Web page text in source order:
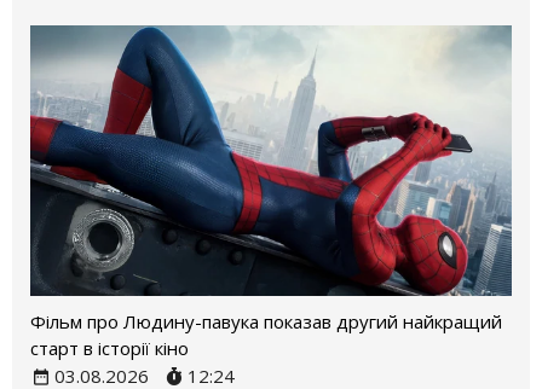
Фільм про Людину-павука показав другий найкращий
старт в історії кіно
03.08.2026
12:24